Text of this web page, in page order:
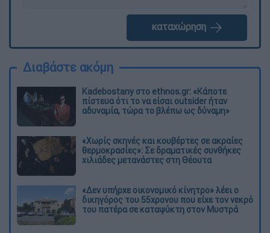
καταχώρηση
Διαβάστε ακόμη
Kadebostany στο ethnos.gr: «Κάποτε
πίστευα ότι το να είσαι outsider ήταν
αδυναμία, τώρα το βλέπω ως δύναμη»
«Χωρίς σκηνές και κουβέρτες σε ακραίες
θερμοκρασίες»: Σε δραματικές συνθήκες
χιλιάδες μετανάστες στη Θέουτα
«Δεν υπήρχε οικονομικό κίνητρο» λέει ο
δικηγόρος του 55χρονου που είχε τον νεκρό
του πατέρα σε καταψύκτη στον Μυστρά